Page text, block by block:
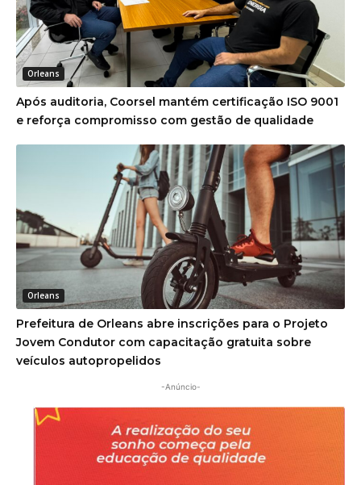
Orleans
Após auditoria, Coorsel mantém certificação ISO 9001
e reforça compromisso com gestão de qualidade
Orleans
Prefeitura de Orleans abre inscrições para o Projeto
Jovem Condutor com capacitação gratuita sobre
veículos autopropelidos
-Anúncio-